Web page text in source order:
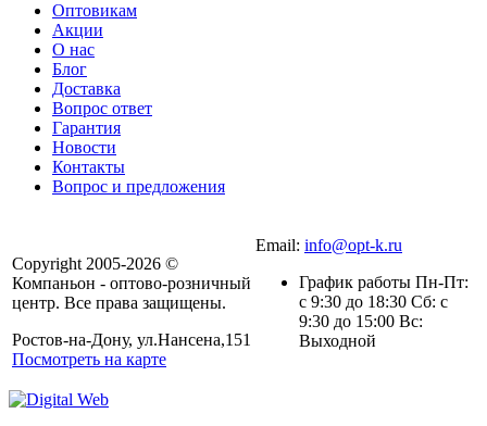
Оптовикам
Акции
О нас
Блог
Доставка
Вопрос ответ
Гарантия
Новости
Контакты
Вопрос и предложения
Copyright 2005-2026 ©
Компаньон - оптово-розничный
центр. Все права защищены.
Ростов-на-Дону, ул.Нансена,151
Посмотреть на карте
Email: info@opt-k.ru
График работы Пн-Пт:
с 9:30 до 18:30 Сб: с
9:30 до 15:00 Вс:
Выходной